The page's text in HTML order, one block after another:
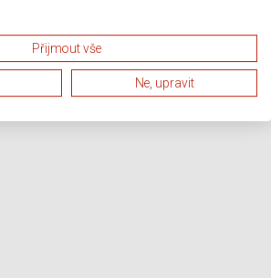
Přijmout vše
Ne, upravit